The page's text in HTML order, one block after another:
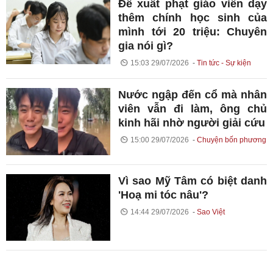
Đề xuất phạt giáo viên dạy
thêm chính học sinh của
mình tới 20 triệu: Chuyên
gia nói gì?
15:03 29/07/2026 Tin tức - Sự kiện
Nước ngập đến cổ mà nhân
viên vẫn đi làm, ông chủ
kinh hãi nhờ người giải cứu
15:00 29/07/2026 Chuyện bốn phương
Vì sao Mỹ Tâm có biệt danh
'Hoạ mi tóc nâu'?
14:44 29/07/2026 Sao Việt